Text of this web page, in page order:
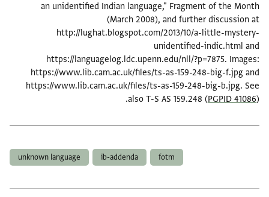
an unidentified Indian language," Fragment of the Month
(March 2008), and further discussion at
http://lughat.blogspot.com/2013/10/a-little-mystery-
unidentified-indic.html and
https://languagelog.ldc.upenn.edu/nll/?p=7875. Images:
https://www.lib.cam.ac.uk/files/ts-as-159-248-big-f.jpg and
https://www.lib.cam.ac.uk/files/ts-as-159-248-big-b.jpg. See
also T-S AS 159.248 (PGPID 41086).
fotm
ib-addenda
unknown language